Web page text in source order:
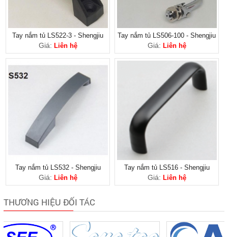
Tay nắm tủ LS522-3 - Shengjiu
Giá: Liên hệ
Tay nắm tủ LS506-100 - Shengjiu
Giá: Liên hệ
Tay nắm tủ LS532 - Shengjiu
Giá: Liên hệ
Tay nắm tủ LS516 - Shengjiu
Giá: Liên hệ
THƯƠNG HIỆU ĐỐI TÁC